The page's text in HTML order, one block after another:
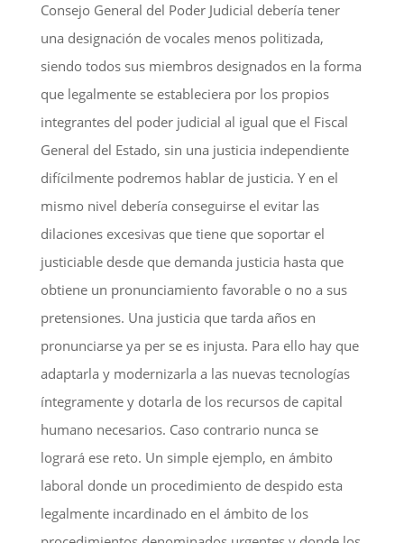
Consejo General del Poder Judicial debería tener
una designación de vocales menos politizada,
siendo todos sus miembros designados en la forma
que legalmente se estableciera por los propios
integrantes del poder judicial al igual que el Fiscal
General del Estado, sin una justicia independiente
difícilmente podremos hablar de justicia. Y en el
mismo nivel debería conseguirse el evitar las
dilaciones excesivas que tiene que soportar el
justiciable desde que demanda justicia hasta que
obtiene un pronunciamiento favorable o no a sus
pretensiones. Una justicia que tarda años en
pronunciarse ya per se es injusta. Para ello hay que
adaptarla y modernizarla a las nuevas tecnologías
íntegramente y dotarla de los recursos de capital
humano necesarios. Caso contrario nunca se
logrará ese reto. Un simple ejemplo, en ámbito
laboral donde un procedimiento de despido esta
legalmente incardinado en el ámbito de los